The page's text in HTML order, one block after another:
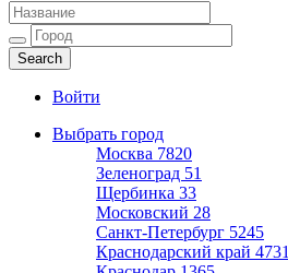
Все кафе города
Каталог хороших кафе
Войти
Выбрать город
Москва 7820
Зеленоград 51
Щербинка 33
Московский 28
Санкт-Петербург 5245
Краснодарский край 4731